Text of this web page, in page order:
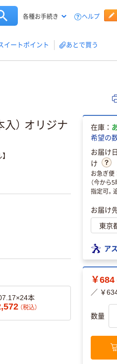
各種お手続き ヘルプ
イートポイント あとで買う
） オリジナ
本
（税込）
在庫：
希望の
お届け
け
お急ぎ便
（今から
指定可。
お届け
ア
￥684
／ ￥634
数量